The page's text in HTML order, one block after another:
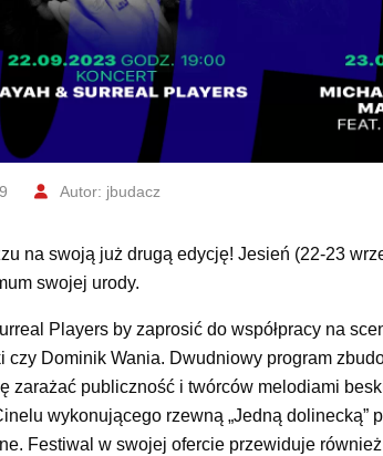
Autor: jbudacz
na swoją już drugą edycję! Jesień (22-23
swojej urody.
Players by zaprosić do współpracy na
czy Dominik Wania. Dwudniowy program
zarażać publiczność i twórców melodiami
wykonującego rzewną „Jedną
Festiwal w swojej ofercie przewiduje